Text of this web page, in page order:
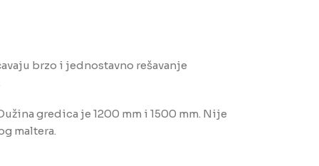
brzo i jednostavno rešavanje
gredica je 1200 mm i 1500 mm. Nije
maltera.